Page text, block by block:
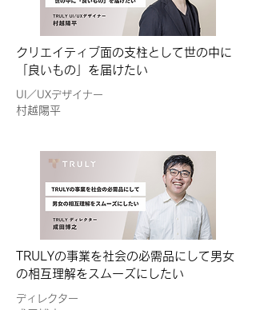
クリエイティブ面の支柱として世の中に
「良いもの」を届けたい
UI／UXデザイナー
村越陽平
TRULYの事業を社会の必需品にして男女
の相互理解をスムーズにしたい
ディレクター